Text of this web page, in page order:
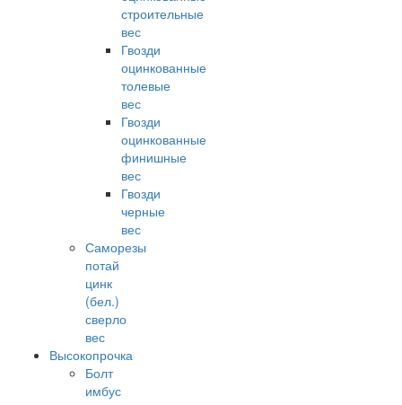
строительные
вес
Гвозди
оцинкованные
толевые
вес
Гвозди
оцинкованные
финишные
вес
Гвозди
черные
вес
Саморезы
потай
цинк
(бел.)
сверло
вес
Высокопрочка
Болт
имбус